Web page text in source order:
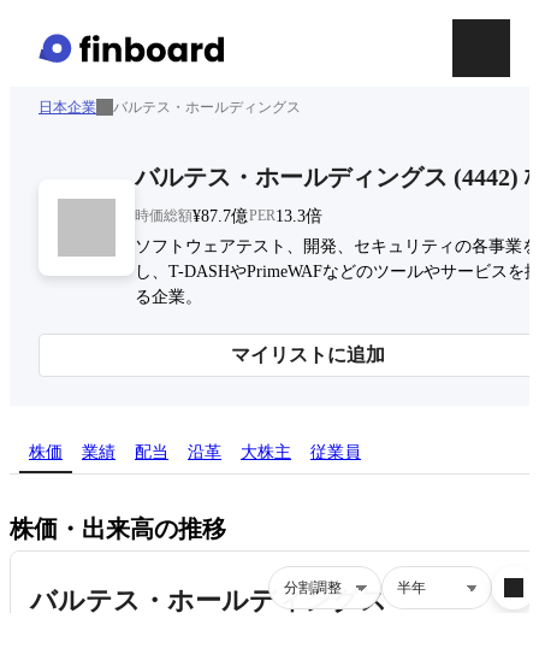
日本企業 バルテス・ホールディングス
バルテス・ホールディングス (4442)
時価総額¥87.7億PER13.3倍
ソフトウェアテスト、開発、セキュリティの各事業
し、T-DASHやPrimeWAFなどのツールやサービスを
る企業。
マイリストに追加
株価 業績 配当 沿革 大株主 従業員
株価・出来高の推移